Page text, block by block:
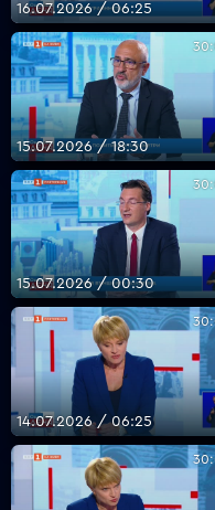
16.07.2026 / 06:25
15.07.2026 / 18:30
15.07.2026 / 00:30
14.07.2026 / 06:25